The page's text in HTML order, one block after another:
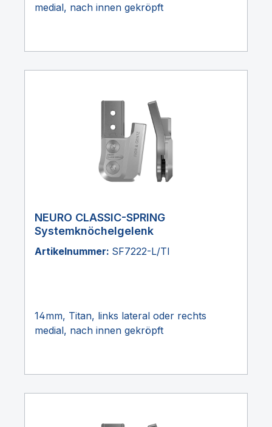
medial, nach innen gekröpft
NEURO CLASSIC-SPRING
Systemknöchelgelenk
Artikelnummer: SF7222-L/TI
14mm, Titan, links lateral oder rechts
medial, nach innen gekröpft